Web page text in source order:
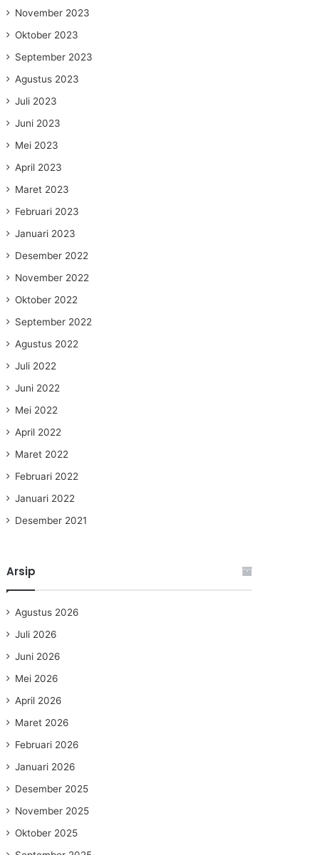
November 2023
Oktober 2023
September 2023
Agustus 2023
Juli 2023
Juni 2023
Mei 2023
April 2023
Maret 2023
Februari 2023
Januari 2023
Desember 2022
November 2022
Oktober 2022
September 2022
Agustus 2022
Juli 2022
Juni 2022
Mei 2022
April 2022
Maret 2022
Februari 2022
Januari 2022
Desember 2021
Arsip
Agustus 2026
Juli 2026
Juni 2026
Mei 2026
April 2026
Maret 2026
Februari 2026
Januari 2026
Desember 2025
November 2025
Oktober 2025